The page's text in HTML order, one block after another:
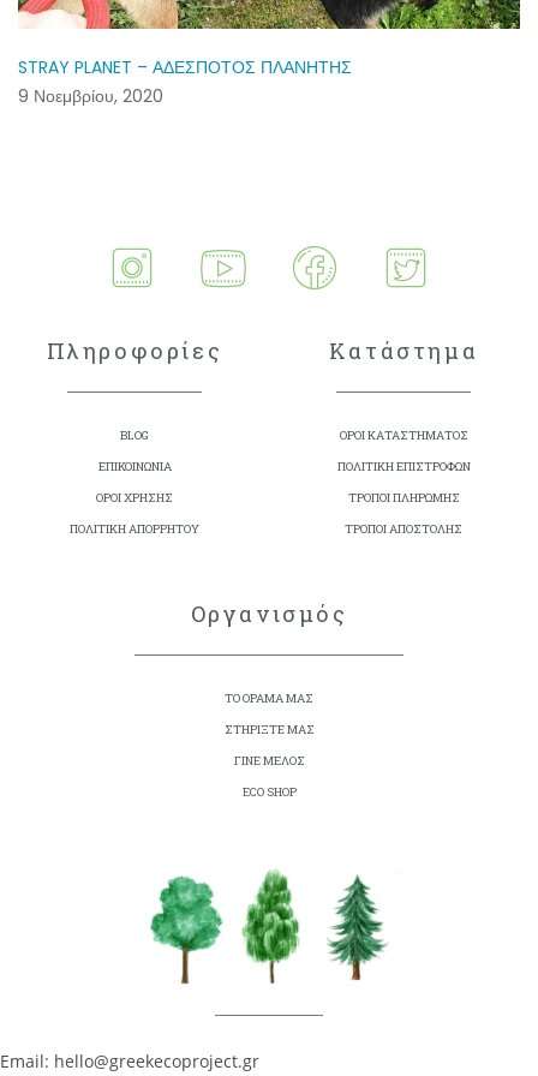
STRAY PLANET – ΑΔΕΣΠΟΤΟΣ ΠΛΑΝΗΤΗΣ
9 Νοεμβρίου, 2020
Πληροφορίες
BLOG
ΕΠΙΚΟΙΝΩΝΙΑ
ΟΡΟΙ ΧΡΗΣΗΣ
ΠΟΛΙΤΙΚΗ ΑΠΟΡΡΗΤΟΥ
Κατάστημα
ΟΡΟΙ ΚΑΤΑΣΤΗΜΑΤΟΣ
ΠΟΛΙΤΙΚΗ ΕΠΙΣΤΡΟΦΩΝ
ΤΡΟΠΟΙ ΠΛΗΡΩΜΗΣ
ΤΡΟΠΟΙ ΑΠΟΣΤΟΛΗΣ
Οργανισμός
ΤΟ ΟΡΑΜΑ ΜΑΣ
ΣΤΗΡΙΞΤΕ ΜΑΣ
ΓΙΝΕ ΜΕΛΟΣ
ECO SHOP
Email: hello@greekecoproject.gr